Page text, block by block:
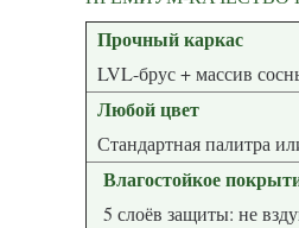
Прочный каркас
LVL-брус +
Любой цвет
Стандартная палитра
Влагостойкое
5 слоёв защиты: не